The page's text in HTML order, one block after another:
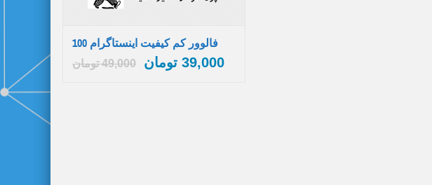
100 فالوور کم کیفیت اینستاگرام
49,000 تومان 39,000 تومان